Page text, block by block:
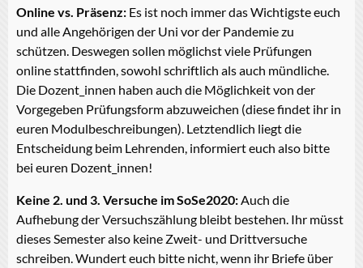
Online vs. Präsenz: Es ist noch immer das Wichtigste euch
und alle Angehörigen der Uni vor der Pandemie zu
schützen. Deswegen sollen möglichst viele Prüfungen
online stattfinden, sowohl schriftlich als auch mündliche.
Die Dozent_innen haben auch die Möglichkeit von der
Vorgegeben Prüfungsform abzuweichen (diese findet ihr in
euren Modulbeschreibungen). Letztendlich liegt die
Entscheidung beim Lehrenden, informiert euch also bitte
bei euren Dozent_innen!
Keine 2. und 3. Versuche im SoSe2020:Auch die
Aufhebung der Versuchszählung bleibt bestehen. Ihr müsst
dieses Semester also keine Zweit- und Drittversuche
schreiben. Wundert euch bitte nicht, wenn ihr Briefe über